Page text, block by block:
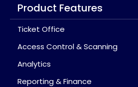
Product Features
Ticket Office
Access Control & Scanning
Analytics
Reporting & Finance